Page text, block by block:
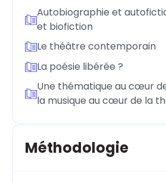
Autobiographie et
et biofiction
Le théâtre contemporain
La poésie libérée ?
Une thématique au cœur
la musique au cœur de la
Méthodologie